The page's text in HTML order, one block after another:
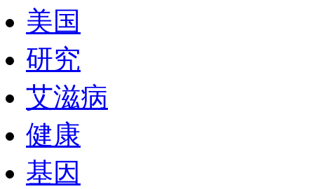
美国
研究
艾滋病
健康
基因